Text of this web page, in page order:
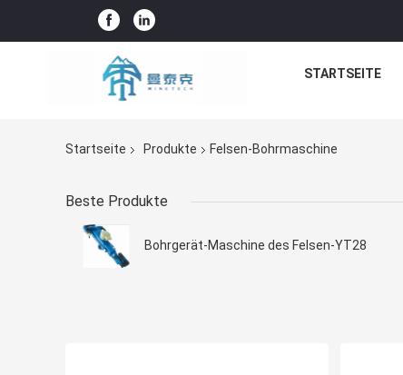
STARTSEITE
Startseite Produkte Felsen-Bohrmaschine
Beste Produkte
Bohrgerät-Maschine des Felsen-YT28